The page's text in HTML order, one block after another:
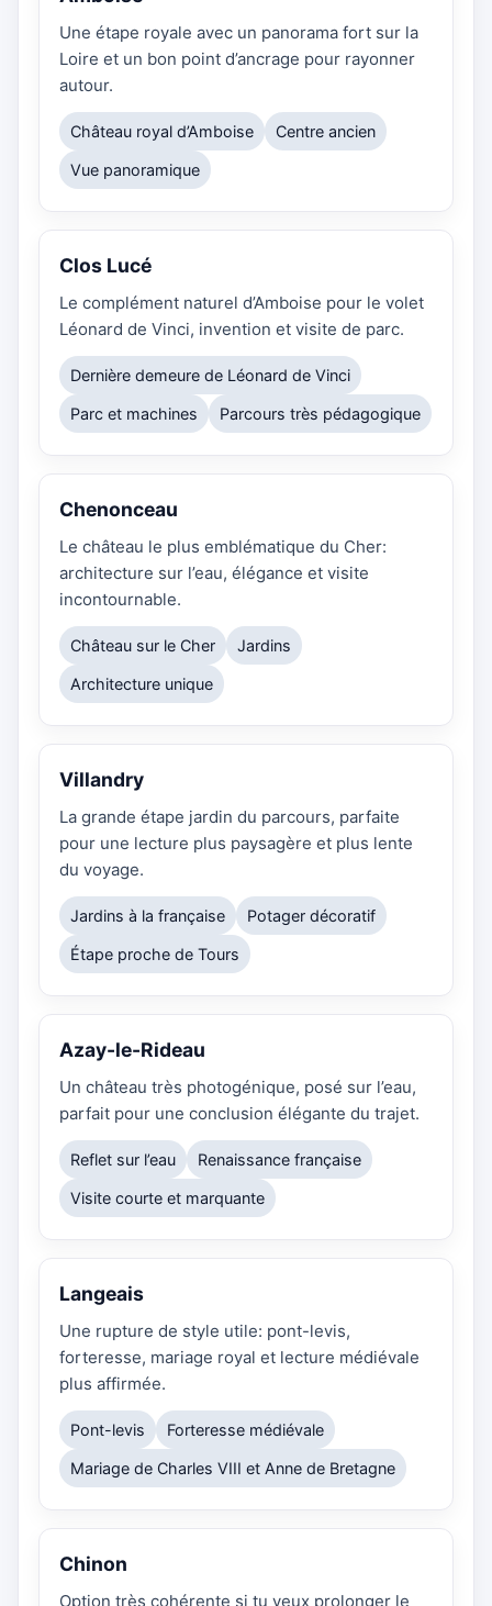
Une étape royale avec un panorama fort sur la
Loire et un bon point d’ancrage pour rayonner
autour.
Château royal d’Amboise Centre ancien
Vue panoramique
Clos Lucé
Le complément naturel d’Amboise pour le volet
Léonard de Vinci, invention et visite de parc.
Dernière demeure de Léonard de Vinci
Parc et machines Parcours très pédagogique
Chenonceau
Le château le plus emblématique du Cher:
architecture sur l’eau, élégance et visite
incontournable.
Château sur le Cher Jardins
Architecture unique
Villandry
La grande étape jardin du parcours, parfaite
pour une lecture plus paysagère et plus lente
du voyage.
Jardins à la française Potager décoratif
Étape proche de Tours
Azay-le-Rideau
Un château très photogénique, posé sur l’eau,
parfait pour une conclusion élégante du trajet.
Reflet sur l’eau Renaissance française
Visite courte et marquante
Langeais
Une rupture de style utile: pont-levis,
forteresse, mariage royal et lecture médiévale
plus affirmée.
Pont-levis Forteresse médiévale
Mariage de Charles VIII et Anne de Bretagne
Chinon
Option très cohérente si tu veux prolonger le